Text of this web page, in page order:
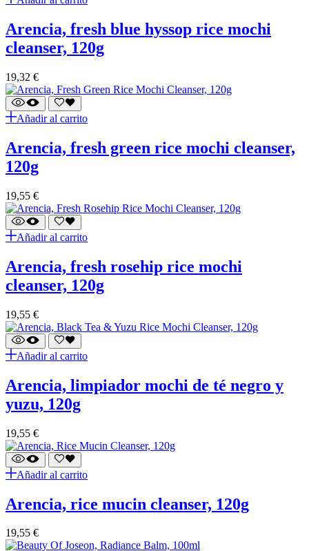
arencia, fresh blue hyssop rice mochi
cleanser, 120g
19,32 €
Añadir al carrito
arencia, fresh green rice mochi cleanser,
120g
19,55 €
Añadir al carrito
arencia, fresh rosehip rice mochi
cleanser, 120g
19,55 €
Añadir al carrito
arencia, limpiador mochi de té negro y
yuzu, 120g
19,55 €
Añadir al carrito
arencia, rice mucin cleanser, 120g
19,55 €